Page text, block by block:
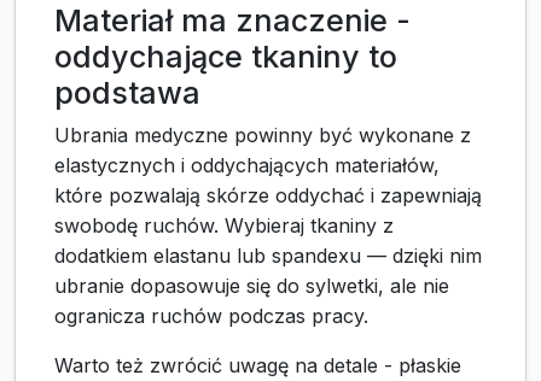
Materiał ma znaczenie -
oddychające tkaniny to
podstawa
Ubrania medyczne powinny być wykonane z
elastycznych i oddychających materiałów,
które pozwalają skórze oddychać i zapewniają
swobodę ruchów. Wybieraj tkaniny z
dodatkiem elastanu lub spandexu — dzięki nim
ubranie dopasowuje się do sylwetki, ale nie
ogranicza ruchów podczas pracy.
Warto też zwrócić uwagę na detale - płaskie